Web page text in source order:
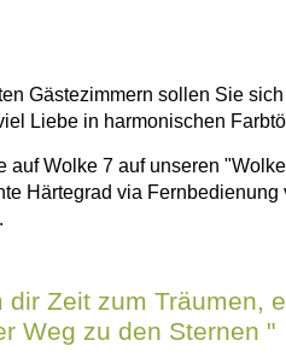
Gästezimmern sollen Sie
Liebe in harmonischen
auf Wolke 7 auf unseren
Härtegrad via Fernbedienung
dir Zeit zum Träumen,
Weg zu den Sternen "